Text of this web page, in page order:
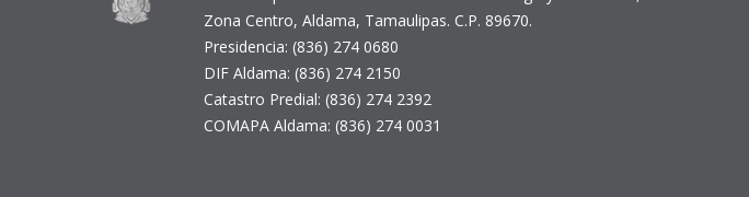
Zona Centro, Aldama, Tamaulipas. C.P. 89670.
Presidencia: (836) 274 0680
DIF Aldama: (836) 274 2150
Catastro Predial: (836) 274 2392
COMAPA Aldama: (836) 274 0031